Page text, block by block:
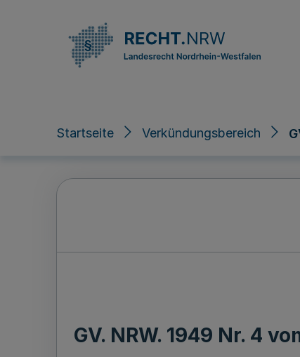
Startseite Verkündungsbereich
GV. NRW. 1949 Nr. 4